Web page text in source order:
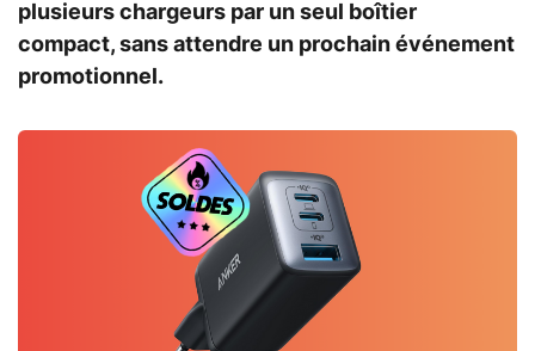
plusieurs chargeurs par un seul boîtier
compact, sans attendre un prochain événement
promotionnel.